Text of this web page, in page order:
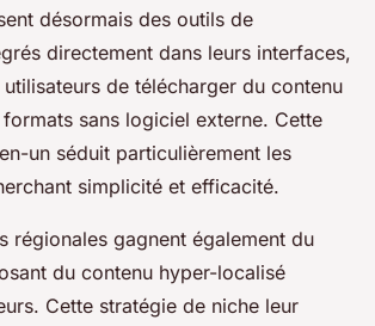
désormais des outils de
directement dans leurs interfaces,
de télécharger du contenu
sans logiciel externe. Cette
un séduit particulièrement les
simplicité et efficacité.
régionales gagnent également du
du contenu hyper-localisé
Cette stratégie de niche leur